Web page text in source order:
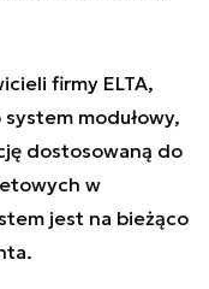
firmy ELTA,
modułowy,
dostosowaną do
w
jest na bieżąco